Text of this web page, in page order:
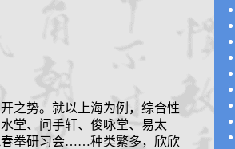
之势。就以上海为例，综合性
堂、问手轩、俊咏堂、易太
拳研习会……种类繁多，欣欣